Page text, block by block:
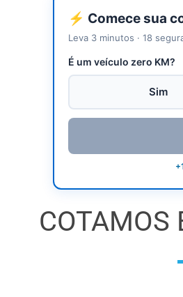
⚡ Comece sua
Leva 3 minutos · 18
É um veículo zero KM?
Sim
COTAMOS